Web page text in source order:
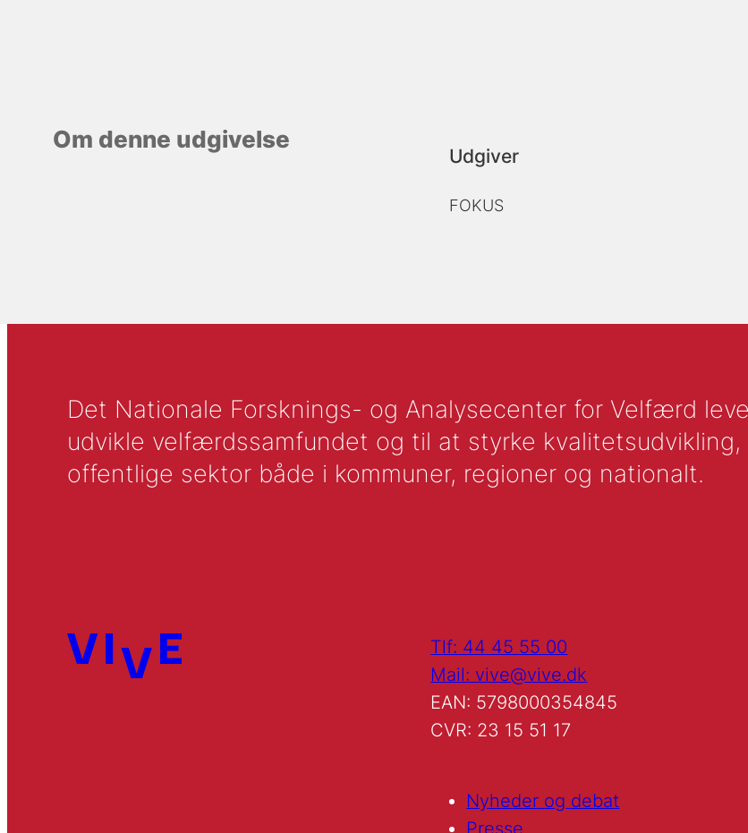
Om denne udgivelse
Udgiver
FOKUS
Det Nationale Forsknings- og Analysecenter for Velfærd
udvikle velfærdssamfundet og til at styrke
offentlige sektor både i kommuner, regioner og nationalt.
Tlf: 44 45 55 00
Mail: vive@vive.dk
EAN: 5798000354845
CVR: 23 15 51 17
Nyheder og debat